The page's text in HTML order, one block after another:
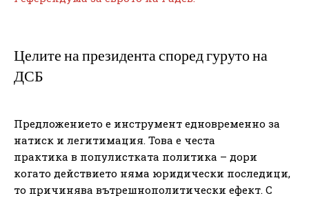
Целите на президента според гуруто на
ДСБ
Предложението е инструмент едновременно за
натиск и легитимация. Това е честа
практика в популистката политика – дори
когато действието няма юридически последици,
то причинява вътрешнополитически ефект. С